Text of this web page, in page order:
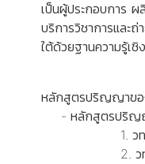
เป็นผู้ประกอบการ
บริการวิชาการและ
ใต้ด้วยฐานความรู้เ
หลักสูตรปริญญาข
- หลักสูตรปริญ
1. วท.บ. คณิต
2. วท.บ. เค